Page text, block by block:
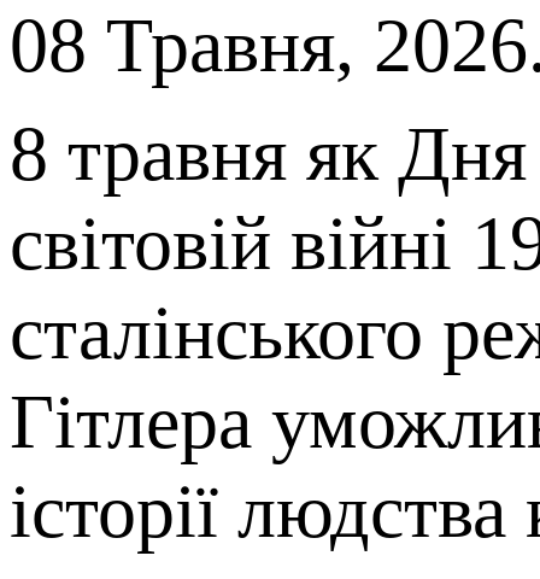
08 Травня,
8 травня як
світовій війні
сталінського
Гітлера
історії